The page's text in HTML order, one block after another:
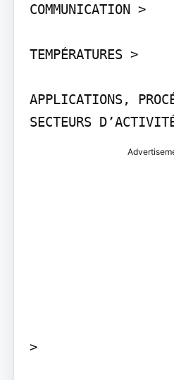
COMMUNICATION >
TEMPÉRATURES >
APPLICATIONS,
>